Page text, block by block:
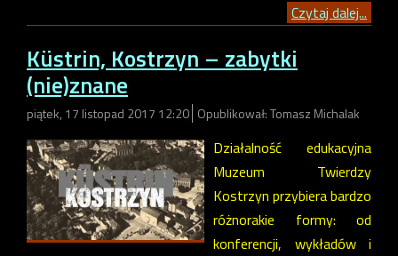
Czytaj dalej...
Küstrin, Kostrzyn – zabytki
(nie)znane
piątek, 17 listopad 2017 12:20 Opublikował: Tomasz Michalak
Działalność edukacyjna
Muzeum Twierdzy
Kostrzyn przybiera bardzo
różnorakie formy: od
konferencji, wykładów i